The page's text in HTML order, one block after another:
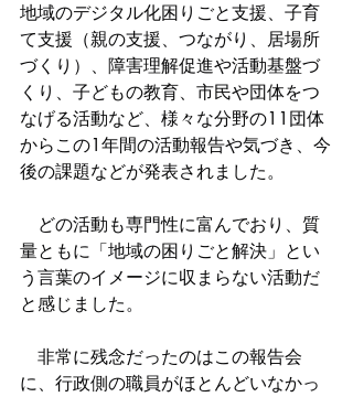
地域のデジタル化困りごと支援、子育
て支援（親の支援、つながり、居場所
づくり）、障害理解促進や活動基盤づ
くり、子どもの教育、市民や団体をつ
なげる活動など、様々な分野の11団体
からこの1年間の活動報告や気づき、今
後の課題などが発表されました。
どの活動も専門性に富んでおり、質
量ともに「地域の困りごと解決」とい
う言葉のイメージに収まらない活動だ
と感じました。
非常に残念だったのはこの報告会
に、行政側の職員がほとんどいなかっ